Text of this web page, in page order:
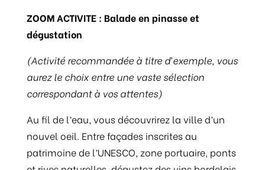
ZOOM ACTIVITE : Balade en pinasse et
dégustation
(Activité recommandée à titre d’exemple, vous
aurez le choix entre une vaste sélection
correspondant à vos attentes)
Au fil de l’eau, vous découvrirez la ville d’un
nouvel oeil. Entre façades inscrites au
patrimoine de l’UNESCO, zone portuaire, ponts